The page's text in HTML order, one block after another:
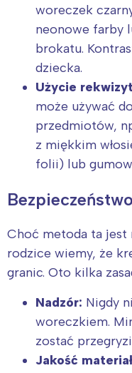
woreczek
neonowe farby
brokatu.
dziecka.
Użycie
może używać
przedmiotów,
z miękkim
folii) lub
Choć metoda ta jest
rodzice wiemy, że
granic. Oto kilka
Nadzór: Nigdy
woreczkiem.
zostać
Jakość